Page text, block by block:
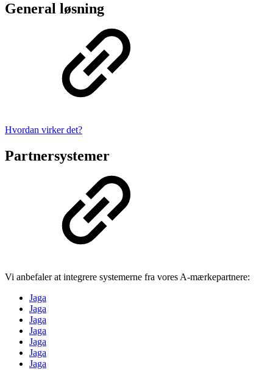
General løsning
Hvordan virker det?
Partnersystemer
Vi anbefaler at integrere systemerne fra vores A-mærkepartnere:
Jaga
Jaga
Jaga
Jaga
Jaga
Jaga
Jaga